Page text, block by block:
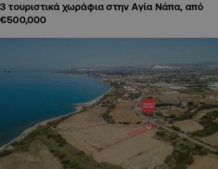
3 τουριστικά χωράφια στην Αγία Νάπα, από
€500,000